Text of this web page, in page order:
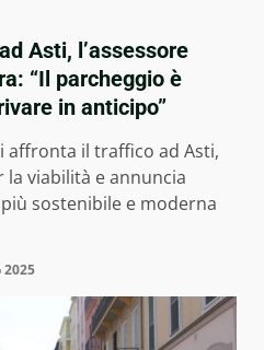
Asti, l’assessore
“Il parcheggio è
in anticipo”
affronta il traffico ad Asti,
viabilità e annuncia
sostenibile e moderna
2025